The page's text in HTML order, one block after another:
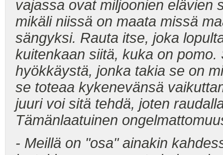
vajassa ovat miljoonien elävien
mikäli niissä on maata missä
sängyksi. Rauta itse, joka
kuitenkaan siitä, kuka on
hyökkäystä, jonka takia se on
se toteaa kykenevänsä
juuri voi sitä tehdä, joten
Tämänlaatuinen
- Meillä on "osa" ainakin